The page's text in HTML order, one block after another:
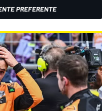
PREFERENTE